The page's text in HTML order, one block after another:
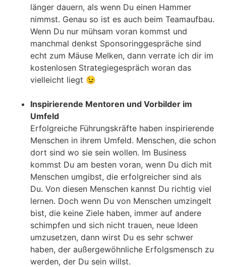
länger dauern, als wenn Du einen Hammer
nimmst. Genau so ist es auch beim Teamaufbau.
Wenn Du nur mühsam voran kommst und
manchmal denkst Sponsoringgespräche sind
echt zum Mäuse Melken, dann verrate ich dir im
kostenlosen Strategiegespräch woran das
vielleicht liegt 😉
Inspirierende Mentoren und Vorbilder im
Umfeld
Erfolgreiche Führungskräfte haben inspirierende
Menschen in ihrem Umfeld. Menschen, die schon
dort sind wo sie sein wollen. Im Business
kommst Du am besten voran, wenn Du dich mit
Menschen umgibst, die erfolgreicher sind als
Du. Von diesen Menschen kannst Du richtig viel
lernen. Doch wenn Du von Menschen umzingelt
bist, die keine Ziele haben, immer auf andere
schimpfen und sich nicht trauen, neue Ideen
umzusetzen, dann wirst Du es sehr schwer
haben, der außergewöhnliche Erfolgsmensch zu
werden, der Du sein willst.